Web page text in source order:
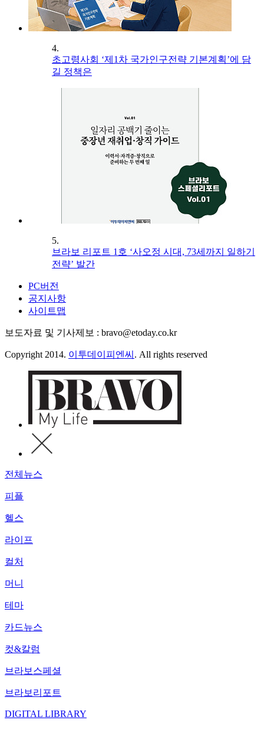
4.
초고령사회 ‘제1차 국가인구전략 기본계획’에 담
길 정책은
5.
브라보 리포트 1호 ‘사오정 시대, 73세까지 일하기
전략’ 발간
PC버전
공지사항
사이트맵
보도자료 및 기사제보 : bravo@etoday.co.kr
Copyright 2014. 이투데이피엔씨 . All rights reserved
전체뉴스
피플
헬스
라이프
컬처
머니
테마
카드뉴스
컷&칼럼
브라보스페셜
브라보리포트
DIGITAL LIBRARY